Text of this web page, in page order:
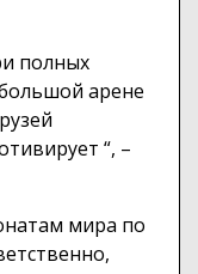
полных
арене
“, –
мира по